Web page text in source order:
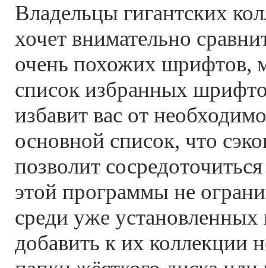
Владельцы гигантских
хочет внимательно
очень похожих шрифтов,
список избранных
избавит вас от
основной список, что
позволит
этой программы не
среди уже
добавить к их